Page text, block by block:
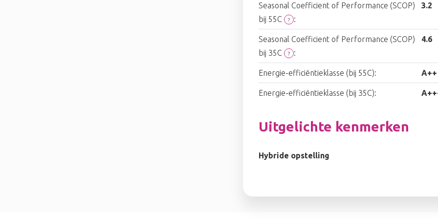
Seasonal Coefficient of Performance (SCOP)
bij 55C
? :
3.2
Seasonal Coefficient of Performance (SCOP)
bij 35C
? :
4.6
Energie-efficiëntieklasse (bij 55C): A++
Energie-efficiëntieklasse (bij 35C):
Uitgelichte kenmerken
Hybride opstelling